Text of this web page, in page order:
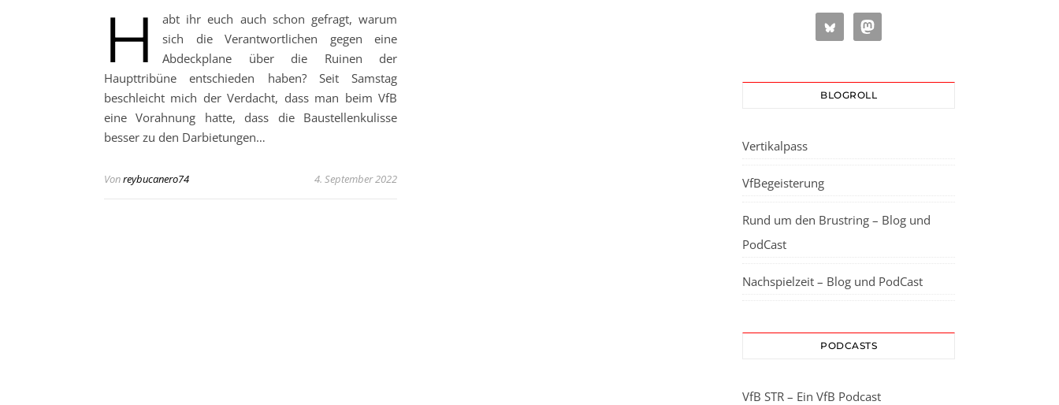
H
abt ihr euch auch schon gefragt, warum
sich die Verantwortlichen gegen eine
Abdeckplane über die Ruinen der
Haupttribüne entschieden haben? Seit Samstag
beschleicht mich der Verdacht, dass man beim VfB
eine Vorahnung hatte, dass die Baustellenkulisse
besser zu den Darbietungen…
Vonreybucanero74 4. September 2022
BLOGROLL
Vertikalpass
VfBegeisterung
Rund um den Brustring – Blog und
PodCast
Nachspielzeit – Blog und PodCast
PODCASTS
VfB STR – Ein VfB Podcast